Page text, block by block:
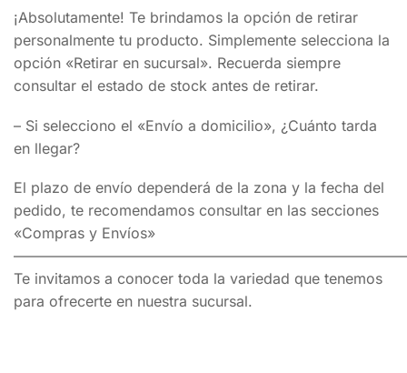
¡Absolutamente! Te brindamos la opción de retirar
personalmente tu producto. Simplemente selecciona la
opción «Retirar en sucursal». Recuerda siempre
consultar el estado de stock antes de retirar.
– Si selecciono el «Envío a domicilio», ¿Cuánto tarda
en llegar?
El plazo de envío dependerá de la zona y la fecha del
pedido, te recomendamos consultar en las secciones
«Compras y Envíos»
Te invitamos a conocer toda la variedad que tenemos
para ofrecerte en nuestra sucursal.